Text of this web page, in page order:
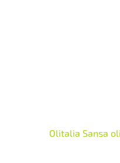
Olitalia Sansa